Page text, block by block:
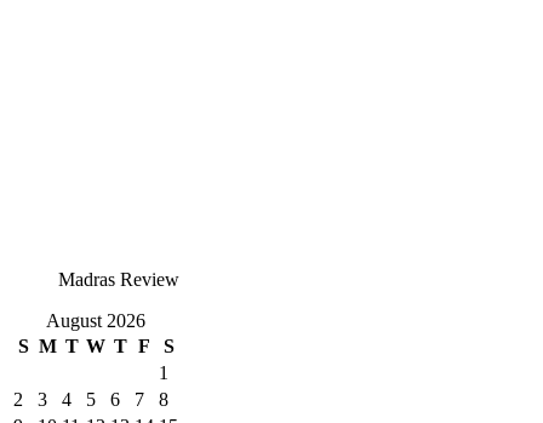
Madras Review
August 2026
S M T W T F
S
1
2
3 4 5 6 7
8